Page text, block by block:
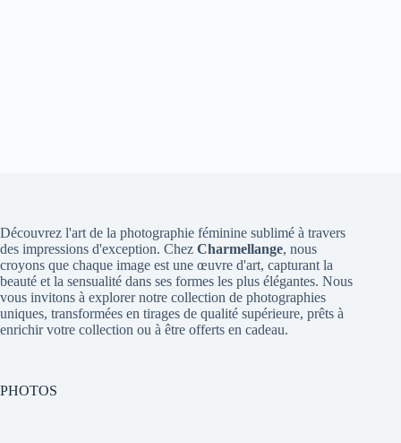
Découvrez l'art de la photographie féminine sublimé à travers
des impressions d'exception. Chez Charmellange, nous
croyons que chaque image est une œuvre d'art, capturant la
beauté et la sensualité dans ses formes les plus élégantes. Nous
vous invitons à explorer notre collection de photographies
uniques, transformées en tirages de qualité supérieure, prêts à
enrichir votre collection ou à être offerts en cadeau.
PHOTOS